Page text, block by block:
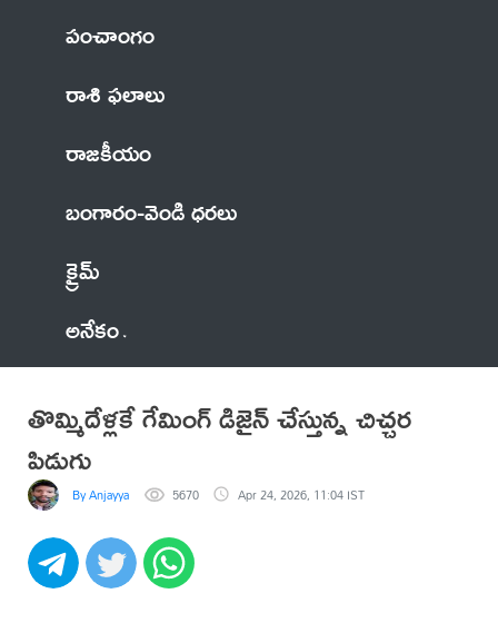
పంచాంగం
రాశి ఫలాలు
రాజకీయం
బంగారం-వెండి ధరలు
క్రైమ్
అనేకం
తొమ్మిదేళ్లకే గేమింగ్ డిజైన్ చేస్తున్న చిచ్చర
పిడుగు
By Anjayya 5670 Apr 24, 2026, 11:04 IST